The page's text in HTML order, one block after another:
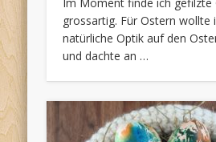
grossartig. Für Ostern wollte
natürliche Optik auf den
und dachte an …